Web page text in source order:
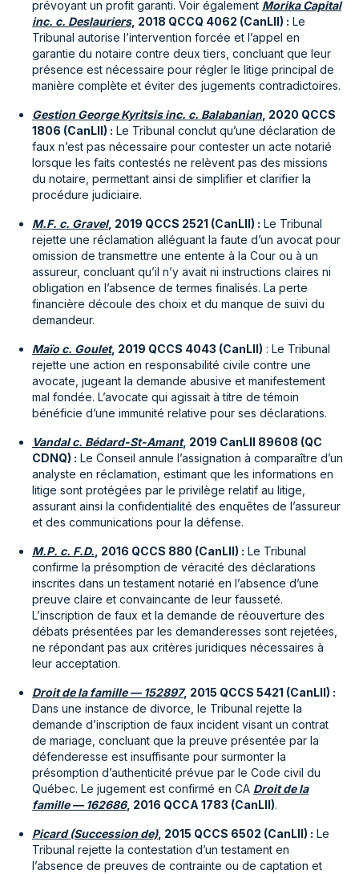
prévoyant un profit garanti. Voir également Morika Capital
inc. c. Deslauriers, 2018 QCCQ 4062 (CanLII) : Le
Tribunal autorise l’intervention forcée et l’appel en
garantie du notaire contre deux tiers, concluant que leur
présence est nécessaire pour régler le litige principal de
manière complète et éviter des jugements contradictoires.
Gestion George Kyritsis inc. c. Balabanian, 2020 QCCS
1806 (CanLII) : Le Tribunal conclut qu’une déclaration de
faux n’est pas nécessaire pour contester un acte notarié
lorsque les faits contestés ne relèvent pas des missions
du notaire, permettant ainsi de simplifier et clarifier la
procédure judiciaire.
M.F. c. Gravel, 2019 QCCS 2521 (CanLII) : Le Tribunal
rejette une réclamation alléguant la faute d’un avocat pour
omission de transmettre une entente à la Cour ou à un
assureur, concluant qu’il n’y avait ni instructions claires ni
obligation en l’absence de termes finalisés. La perte
financière découle des choix et du manque de suivi du
demandeur.
Maïo c. Goulet, 2019 QCCS 4043 (CanLII) : Le Tribunal
rejette une action en responsabilité civile contre une
avocate, jugeant la demande abusive et manifestement
mal fondée. L’avocate qui agissait à titre de témoin
bénéficie d’une immunité relative pour ses déclarations.
Vandal c. Bédard-St-Amant, 2019 CanLII 89608 (QC
CDNQ) : Le Conseil annule l’assignation à comparaître d’un
analyste en réclamation, estimant que les informations en
litige sont protégées par le privilège relatif au litige,
assurant ainsi la confidentialité des enquêtes de l’assureur
et des communications pour la défense.
M.P. c. F.D. , 2016 QCCS 880 (CanLII) : Le Tribunal
confirme la présomption de véracité des déclarations
inscrites dans un testament notarié en l’absence d’une
preuve claire et convaincante de leur fausseté.
L’inscription de faux et la demande de réouverture des
débats présentées par les demanderesses sont rejetées,
ne répondant pas aux critères juridiques nécessaires à
leur acceptation.
Droit de la famille — 152897, 2015 QCCS 5421 (CanLII) :
Dans une instance de divorce, le Tribunal rejette la
demande d’inscription de faux incident visant un contrat
de mariage, concluant que la preuve présentée par la
défenderesse est insuffisante pour surmonter la
présomption d’authenticité prévue par le Code civil du
Québec. Le jugement est confirmé en CA Droit de la
famille — 162686, 2016 QCCA 1783 (CanLII).
Picard (Succession de), 2015 QCCS 6502 (CanLII) : Le
Tribunal rejette la contestation d’un testament en
l’absence de preuves de contrainte ou de captation et